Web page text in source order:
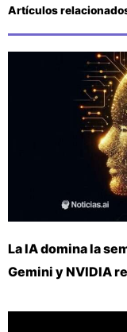
Artículos
La IA domina la
Gemini y NVIDIA